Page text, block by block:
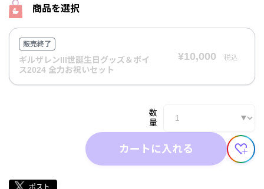
商品を選択
販売終了
ギルザレンIII世誕生日グッズ＆ボイ
ス2024 全力お祝いセット
¥10,000 税込
数
量
カートに入れる